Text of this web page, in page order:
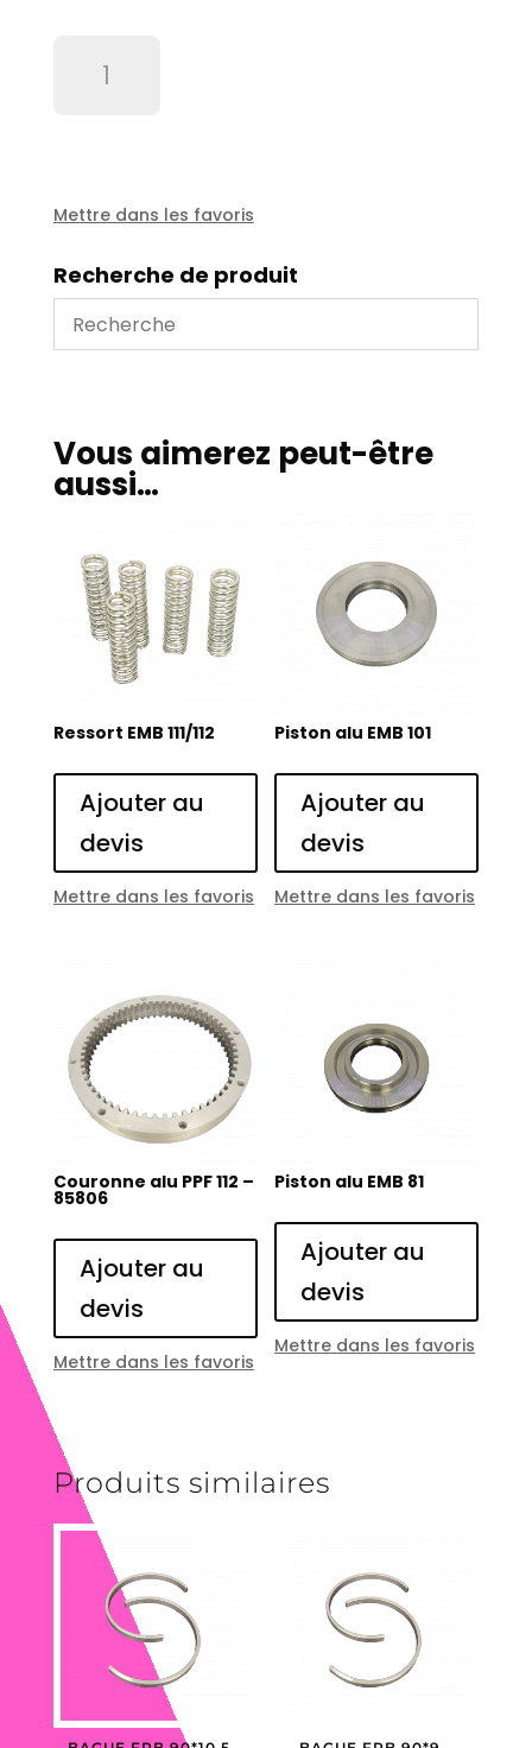
bouchonne
Mettre dans les favoris
Recherche de produit
Vous aimerez peut-être
aussi…
Ressort EMB 111/112
Ajouter au
devis
Mettre dans les favoris
Piston alu EMB 101
Ajouter au
devis
Mettre dans les favoris
Couronne alu PPF 112 –
85806
Ajouter au
devis
Mettre dans les favoris
Piston alu EMB 81
Ajouter au
devis
Mettre dans les favoris
Produits similaires